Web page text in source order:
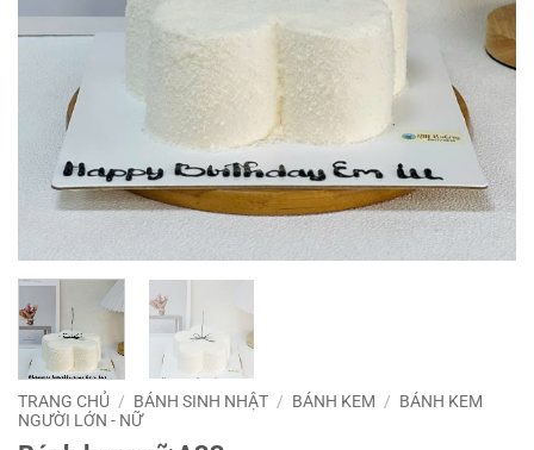
TRANG CHỦ / BÁNH SINH NHẬT / BÁNH KEM / BÁNH KEM
NGƯỜI LỚN - NỮ